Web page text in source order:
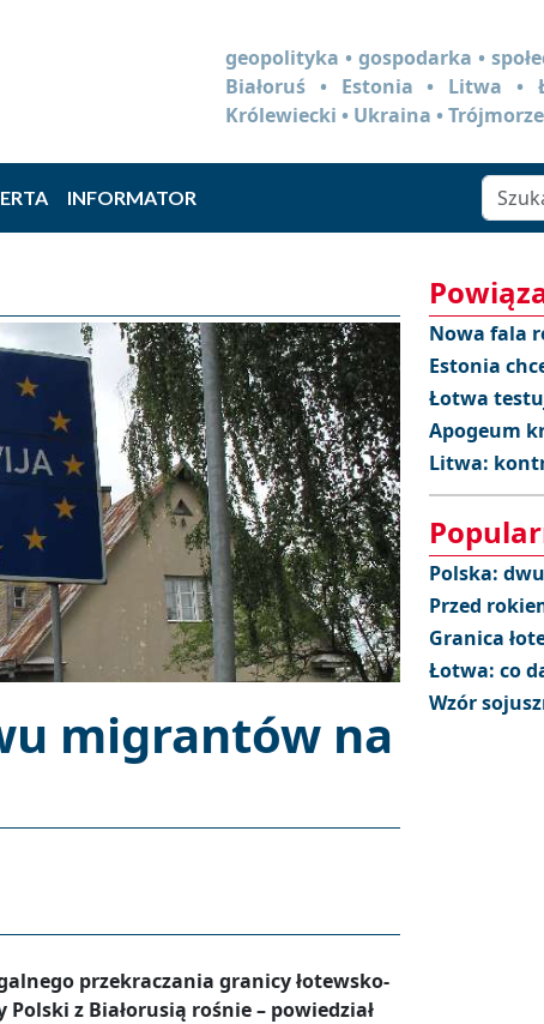
geopolityka • gospodarka •
Białoruś • Estonia • Litwa •
Królewiecki • Ukraina •
INFORMATOR
migrantów na
przekraczania granicy łotewsko-
z Białorusią rośnie – powiedział
Nowa fala
Estonia
Łotwa
Apogeum
Litwa:
Polska:
Przed
Granica
Łotwa: co
Wzór